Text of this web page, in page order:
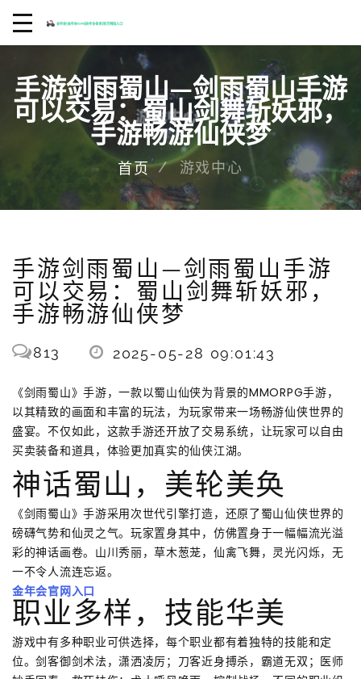
手游剑雨蜀山—剑雨蜀山手游
可以交易：蜀山剑舞斩妖邪，
手游畅游仙侠梦
首页 游戏中心
手游剑雨蜀山—剑雨蜀山手游
可以交易：蜀山剑舞斩妖邪，
手游畅游仙侠梦
813 2025-05-28 09:01:43
《剑雨蜀山》手游，一款以蜀山仙侠为背景的MMORPG手游，
以其精致的画面和丰富的玩法，为玩家带来一场畅游仙侠世界的
盛宴。不仅如此，这款手游还开放了交易系统，让玩家可以自由
买卖装备和道具，体验更加真实的仙侠江湖。
神话蜀山，美轮美奂
《剑雨蜀山》手游采用次世代引擎打造，还原了蜀山仙侠世界的
磅礴气势和仙灵之气。玩家置身其中，仿佛置身于一幅幅流光溢
彩的神话画卷。山川秀丽，草木葱茏，仙禽飞舞，灵光闪烁，无
一不令人流连忘返。
金年会官网入口
职业多样，技能华美
游戏中有多种职业可供选择，每个职业都有着独特的技能和定
位。剑客御剑术法，潇洒凌厉；刀客近身搏杀，霸道无双；医师